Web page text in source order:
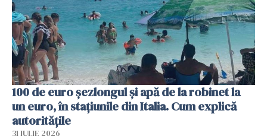
100 de euro șezlongul și apă de la robinet la
un euro, în stațiunile din Italia. Cum explică
autoritățile
31 IULIE 2026